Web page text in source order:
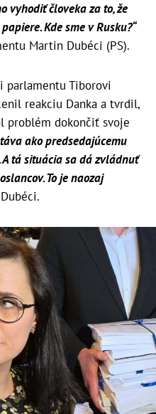
vyhodiť človeka za to, že
Kde sme v Rusku?“
Martin Dubéci (PS).
parlamentu Tiborovi
reakciu Danka a tvrdil,
problém dokončiť svoje
ako predsedajúcemu
tá situácia sa dá zvládnuť
To je naozaj